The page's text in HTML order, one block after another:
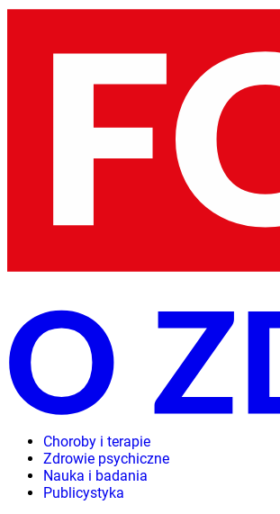
Choroby i terapie
Zdrowie psychiczne
Nauka i badania
Publicystyka